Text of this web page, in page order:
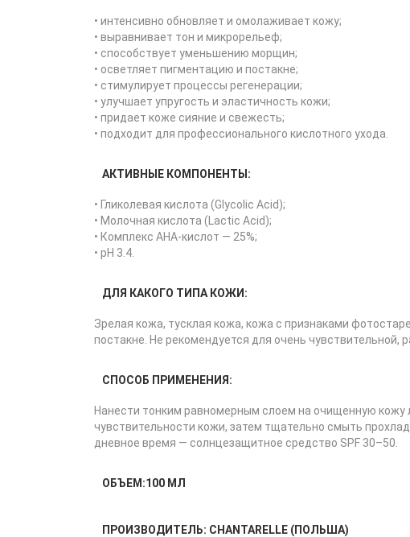
• интенсивно обновляет и омолаживает кожу;
• выравнивает тон и микрорельеф;
• способствует уменьшению морщин;
• осветляет пигментацию и постакне;
• стимулирует процессы регенерации;
• улучшает упругость и эластичность кожи;
• придает коже сияние и свежесть;
• подходит для профессионального кислотного ухода.
АКТИВНЫЕ КОМПОНЕНТЫ:
• Гликолевая кислота (Glycolic Acid);
• Молочная кислота (Lactic Acid);
• Комплекс AHA-кислот — 25%;
• pH 3.4.
ДЛЯ КАКОГО ТИПА КОЖИ:
Зрелая кожа, тусклая кожа, кожа с признаками
постакне. Не рекомендуется для очень чувствительной,
СПОСОБ ПРИМЕНЕНИЯ:
Нанести тонким равномерным слоем на очищенную кожу
чувствительности кожи, затем тщательно смыть
дневное время — солнцезащитное средство SPF 30–50.
ОБЪЕМ:100 МЛ
ПРОИЗВОДИТЕЛЬ: CHANTARELLE (ПОЛЬША)